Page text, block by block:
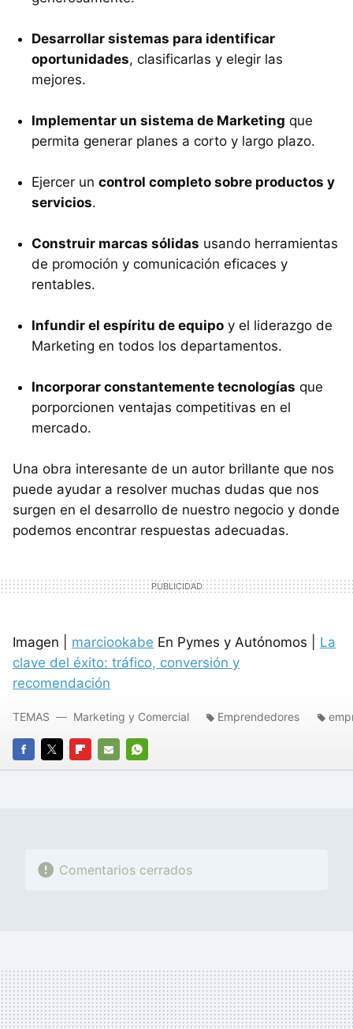
Desarrollar sistemas para identificar
oportunidades, clasificarlas y elegir las
mejores.
Implementar un sistema de Marketing que
permita generar planes a corto y largo plazo.
Ejercer un control completo sobre productos y
servicios.
Construir marcas sólidas usando herramientas
de promoción y comunicación eficaces y
rentables.
Infundir el espíritu de equipo y el liderazgo de
Marketing en todos los departamentos.
Incorporar constantemente tecnologías que
porporcionen ventajas competitivas en el
mercado.
Una obra interesante de un autor brillante que nos
puede ayudar a resolver muchas dudas que nos
surgen en el desarrollo de nuestro negocio y donde
podemos encontrar respuestas adecuadas.
Imagen | marciookabe En Pymes y Autónomos | La
clave del éxito: tráfico, conversión y
recomendación
FACEBOOK
TWITTERFLIPBOARD
E-
WHATSAPP
TEMAS Marketing y Comercial Emprendedores
Comentarios cerrados